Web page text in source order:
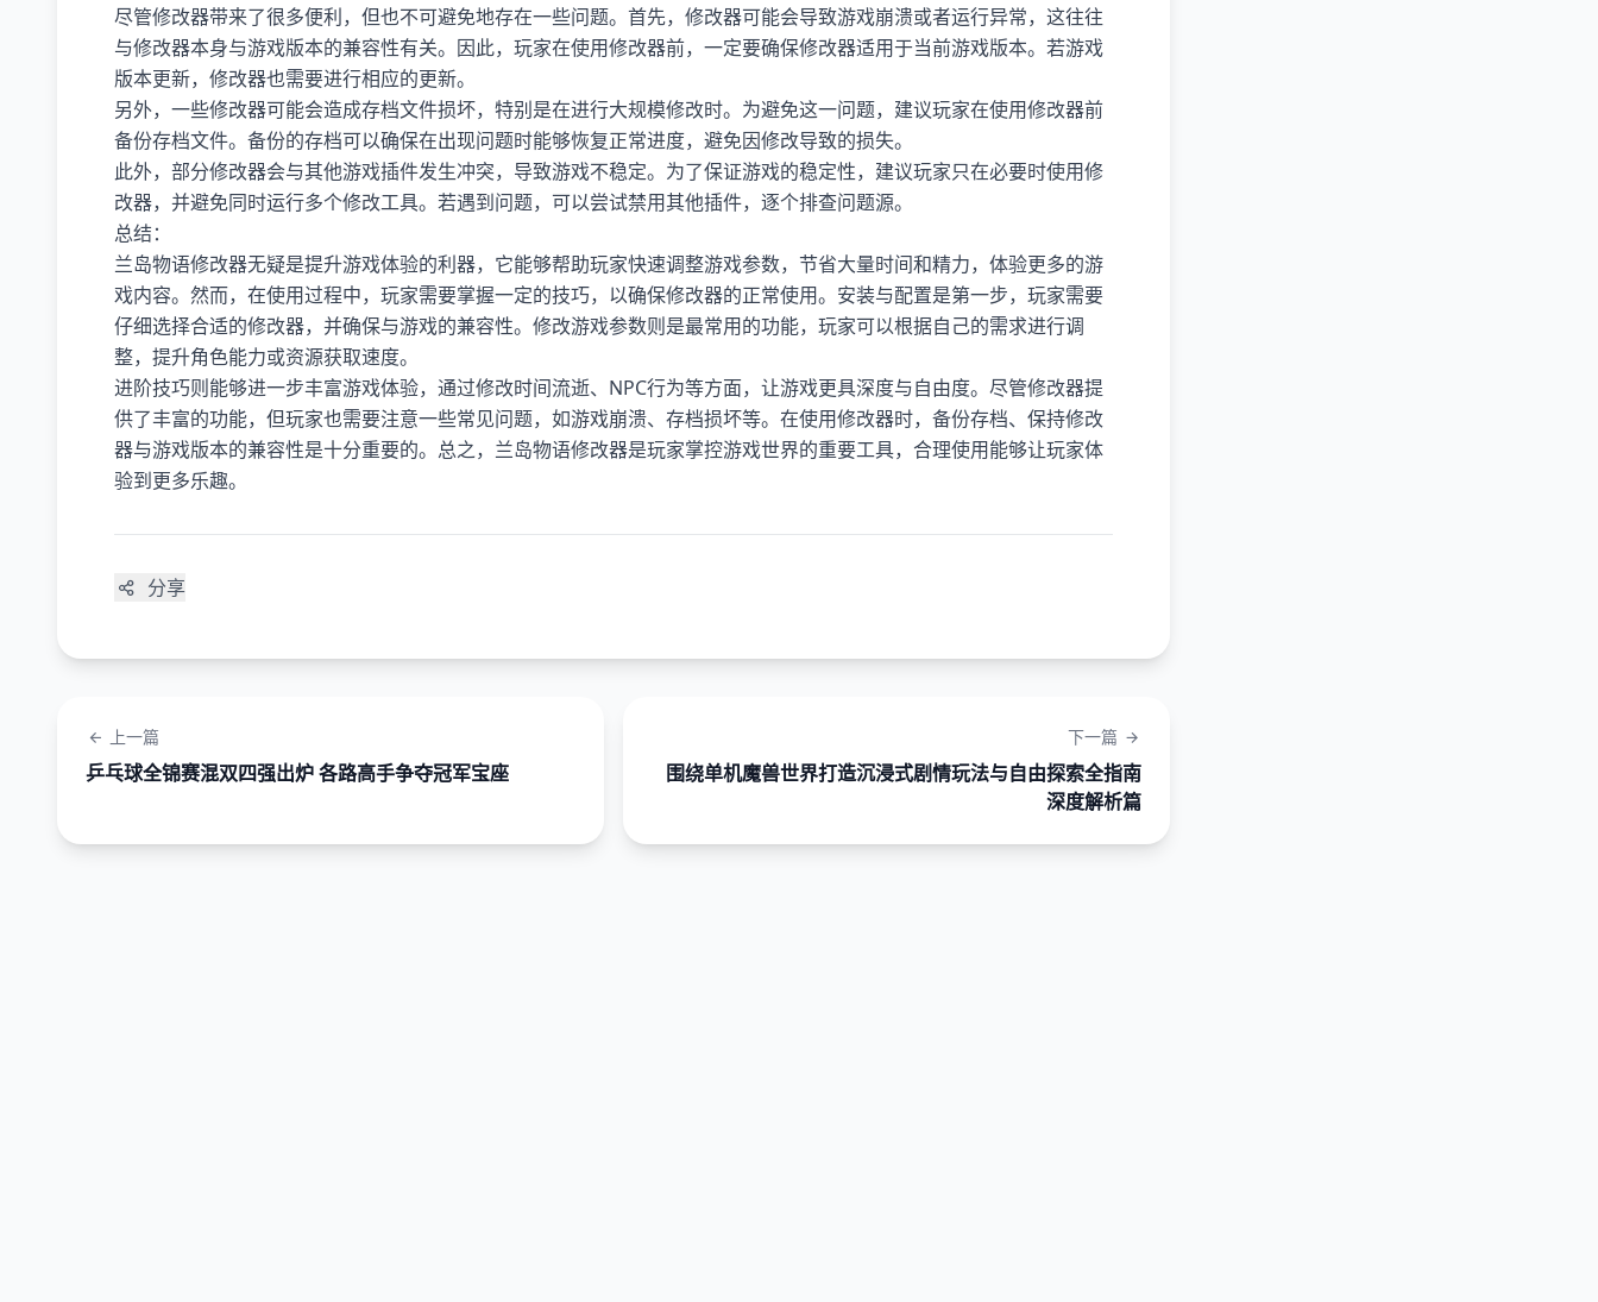
尽管修改器带来了很多便利，但也不可避免地存在一些问题。首先，修改器可能会导致游戏崩溃或者运行异常，这往往
与修改器本身与游戏版本的兼容性有关。因此，玩家在使用修改器前，一定要确保修改器适用于当前游戏版本。若游戏
版本更新，修改器也需要进行相应的更新。
另外，一些修改器可能会造成存档文件损坏，特别是在进行大规模修改时。为避免这一问题，建议玩家在使用修改器前
备份存档文件。备份的存档可以确保在出现问题时能够恢复正常进度，避免因修改导致的损失。
此外，部分修改器会与其他游戏插件发生冲突，导致游戏不稳定。为了保证游戏的稳定性，建议玩家只在必要时使用修
改器，并避免同时运行多个修改工具。若遇到问题，可以尝试禁用其他插件，逐个排查问题源。
总结：
兰岛物语修改器无疑是提升游戏体验的利器，它能够帮助玩家快速调整游戏参数，节省大量时间和精力，体验更多的游
戏内容。然而，在使用过程中，玩家需要掌握一定的技巧，以确保修改器的正常使用。安装与配置是第一步，玩家需要
仔细选择合适的修改器，并确保与游戏的兼容性。修改游戏参数则是最常用的功能，玩家可以根据自己的需求进行调
整，提升角色能力或资源获取速度。
进阶技巧则能够进一步丰富游戏体验，通过修改时间流逝、NPC行为等方面，让游戏更具深度与自由度。尽管修改器提
供了丰富的功能，但玩家也需要注意一些常见问题，如游戏崩溃、存档损坏等。在使用修改器时，备份存档、保持修改
器与游戏版本的兼容性是十分重要的。总之，兰岛物语修改器是玩家掌控游戏世界的重要工具，合理使用能够让玩家体
验到更多乐趣。
分享
上一篇
乒乓球全锦赛混双四强出炉 各路高手争夺冠军宝座
下一篇
围绕单机魔兽世界打造沉浸式剧情玩法与自由探索全指南
深度解析篇